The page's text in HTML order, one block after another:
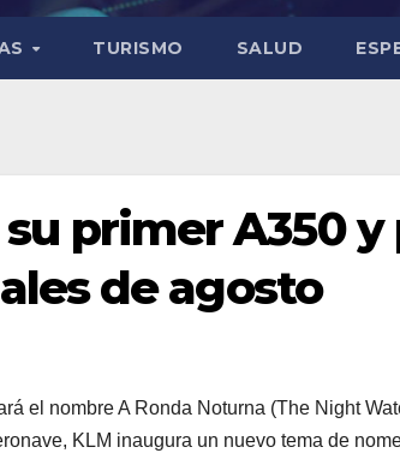
TURISMO SALUD
primer A350 y
de agosto
el nombre A Ronda Noturna (The Night
KLM inaugura un nuevo tema de